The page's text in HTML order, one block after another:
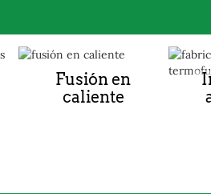
Fusión en
caliente